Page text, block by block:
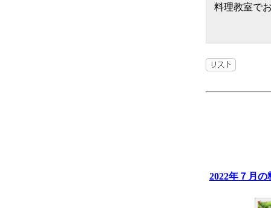
料理教室で
2022年７月